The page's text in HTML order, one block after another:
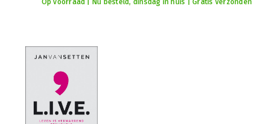
Op voorraad | Nu besteld, dinsdag in huis | Gratis verzonden